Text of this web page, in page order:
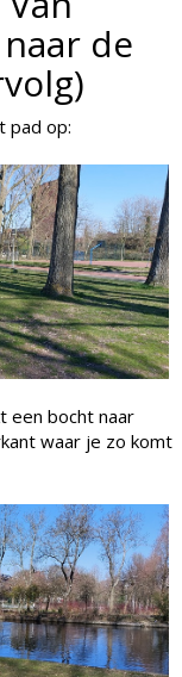
de
pad op:
een bocht naar
waar je zo komt